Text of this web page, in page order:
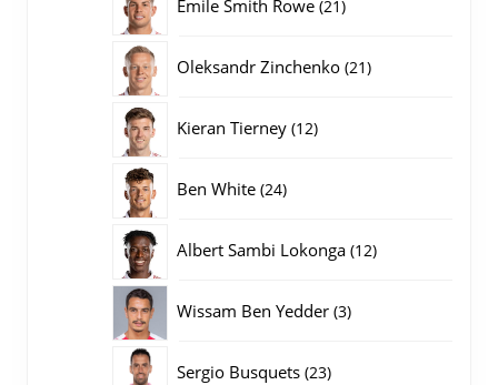
Emile Smith Rowe 21
Oleksandr Zinchenko 2121
Kieran Tierney 1212
Ben White 2424
Albert Sambi Lokonga 1212
Wissam Ben Yedder 33
Sergio Busquets 2323